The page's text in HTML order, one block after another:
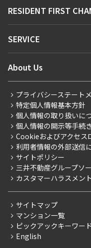
新着情報から探す
新着募集情報
こだわりから探す
こだわり一覧
プレミアムマンション
新築
当社限定（港区・渋谷
当社限定（港区・渋谷
三井不動産企画
賃料改定
フリーレント
ペット可
お問い合わせ
RESIDENT FIRST
マンションレポート
住まいのコラム
SERVICE
会員ページ
ご入居・提携サービス
お部屋探しからご契約
よくあるご質問
社宅紹介
【仲介会社様向け】当
About Us
会社情報
事業案内
採用情報
ニュースリリース
お問い合わせ
プライバシーステート
特定個人情報基本方針
個人情報の取り扱いに
個人情報の開示等手続
Cookieおよびアクセス
利用者情報の外部送信
サイトポリシー
三井不動産グループソ
カスタマーハラスメン
サイトマップ
マンション一覧
ピックアックキーワード
English